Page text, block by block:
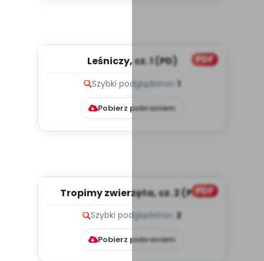
PDF
Leśniczy, cz. 1 (PD)
Szybki podglądstron: 1
Pobierz pobraniem
PDF
Tropimy zwierzęta, cz. 2 (PD)
Szybki podgląd stron: 2
Pobierz pobraniem